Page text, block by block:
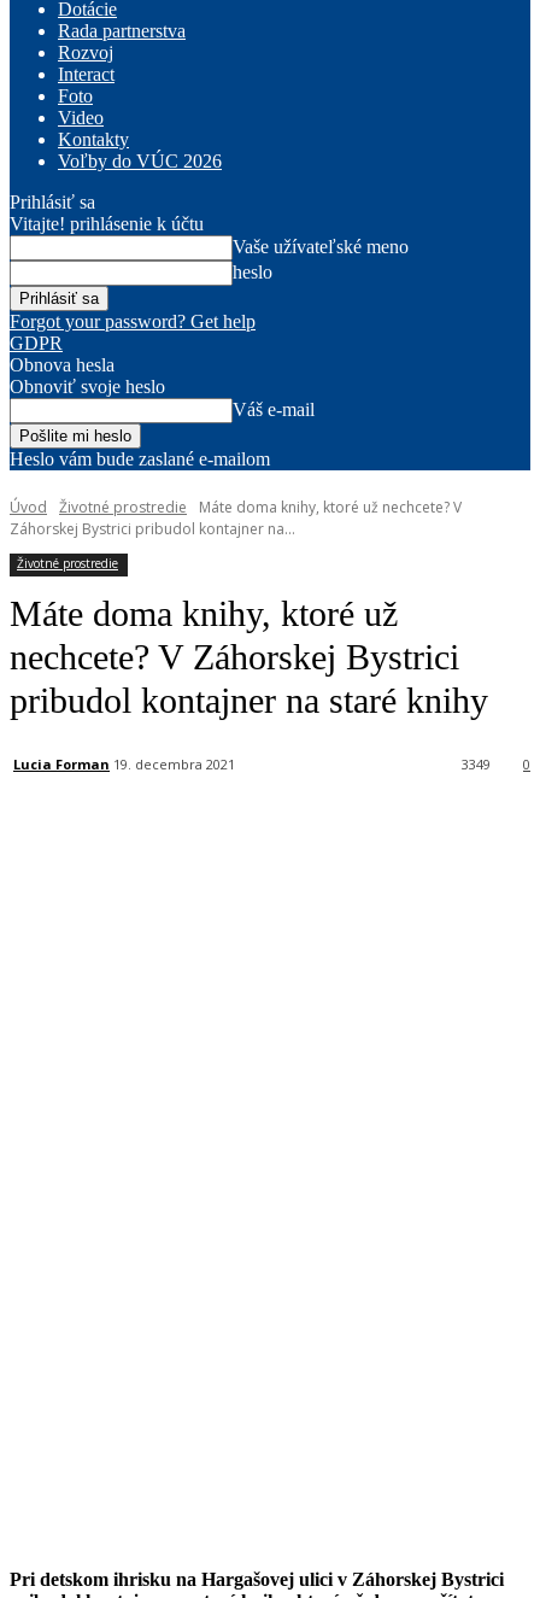
Dotácie
Rada partnerstva
Rozvoj
Interact
Foto
Video
Kontakty
Voľby do VÚC 2026
Prihlásiť sa
Vitajte! prihlásenie k účtu
Vaše užívateľské meno
heslo
Forgot your password? Get help
GDPR
Obnova hesla
Obnoviť svoje heslo
Váš e-mail
Heslo vám bude zaslané e-mailom
Úvod Životné prostredie
Máte doma knihy, ktoré už nechcete? V
Záhorskej Bystrici pribudol kontajner na...
Životné prostredie
Máte doma knihy, ktoré už
nechcete? V Záhorskej Bystrici
pribudol kontajner na staré knihy
Lucia Forman 19. decembra 2021 0
3349
Pri detskom ihrisku na Hargašovej ulici v Záhorskej Bystrici